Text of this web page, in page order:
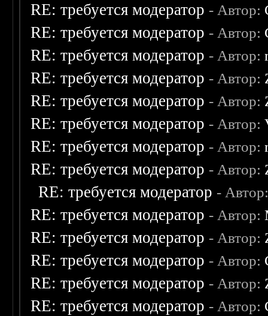
RE: требуется модератор - Автор:
RE: требуется модератор - Автор:
RE: требуется модератор - Автор:
RE: требуется модератор - Автор:
RE: требуется модератор - Автор:
RE: требуется модератор - Автор:
RE: требуется модератор - Автор:
RE: требуется модератор - Автор:
RE: требуется модератор -
RE: требуется модератор - Автор:
RE: требуется модератор - Автор:
RE: требуется модератор - Автор:
RE: требуется модератор - Автор:
RE: требуется модератор - Автор: